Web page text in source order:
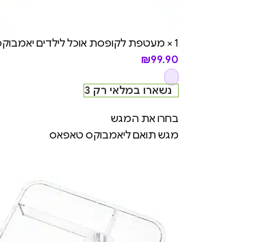
1 × מעטפת לקופסת אוכל לילדים יאמבוקס טאפאס – (רק החלק החיצוני) - Capri Pink
₪99.90
נשארו במלאי רק 3
בחרו את המגש
מגש תואם ליאמבוקס טאפאס